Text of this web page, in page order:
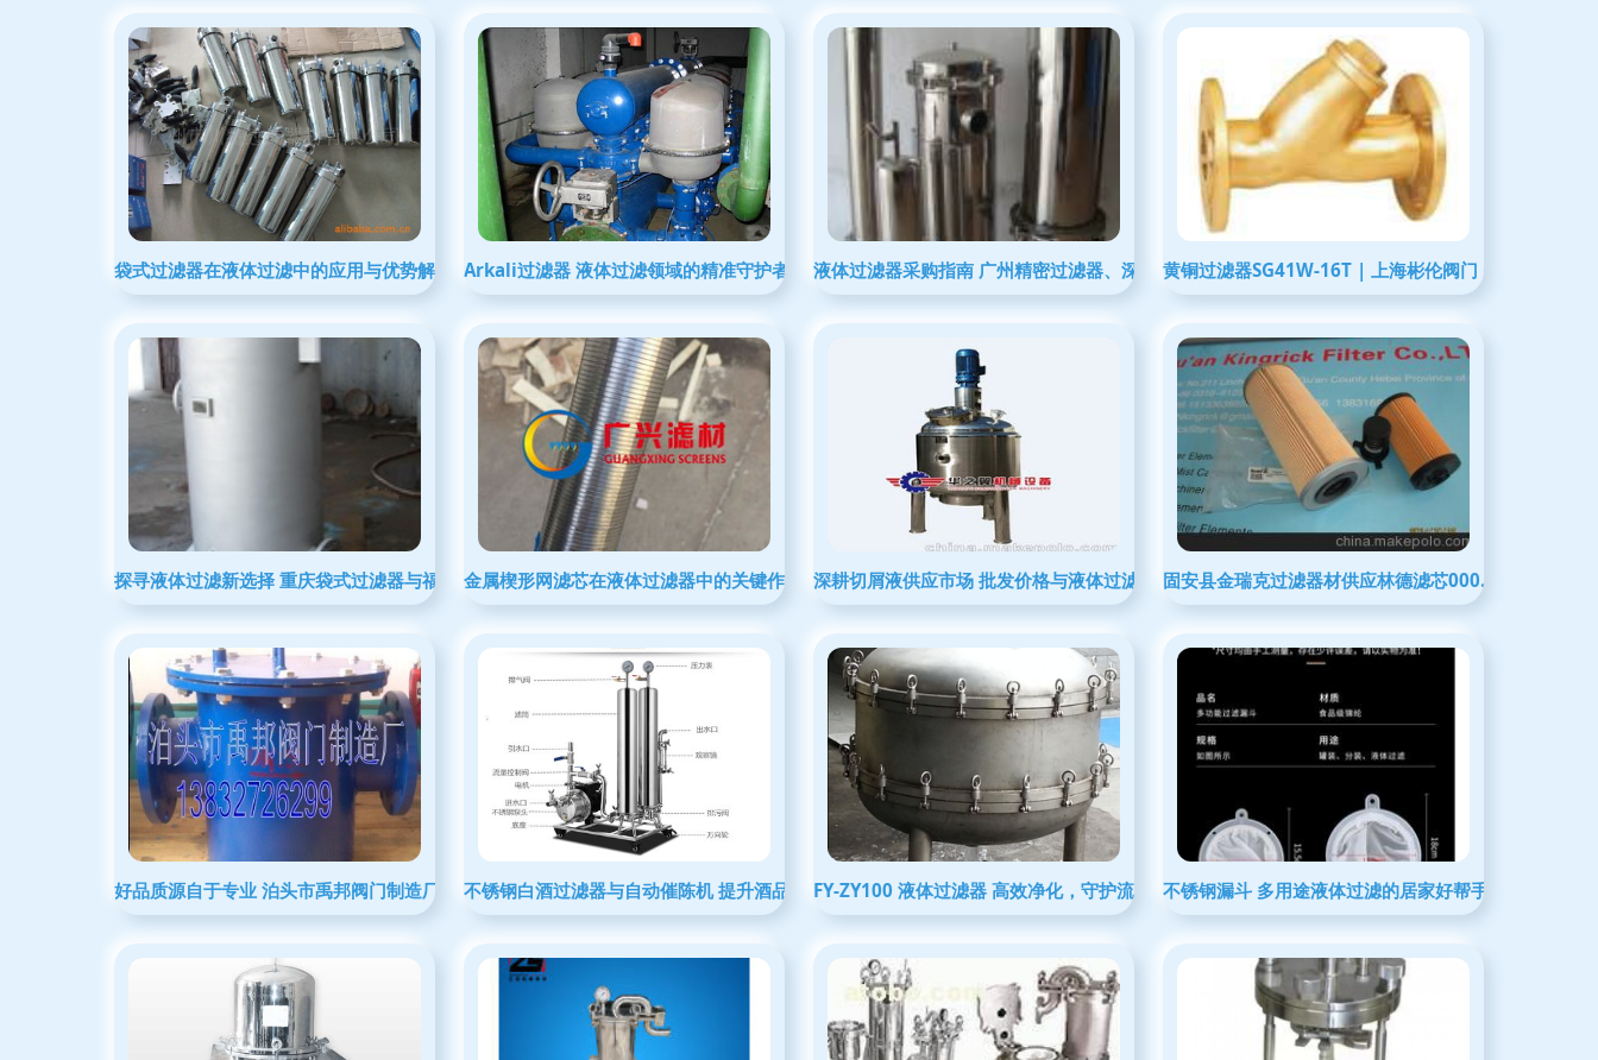
袋式过滤器在液体过滤中的应用与优势解析 Arkali过滤器 液体过滤领域的精准守护者 液体过滤器采购指南 广州精密过滤器、深圳保安过滤器与东莞液体过滤器价格解析
黄铜过滤器SG41W-16T | 上海彬伦阀门 · 液体过滤器
探寻液体过滤新选择 重庆袋式过滤器与福建液体过滤器的相似优势金属楔形网滤芯在液体过滤器中的关键作用——专业生产厂家的技术解析
深耕切屑液供应市场 批发价格与液体过滤器的整合之道固安县金瑞克过滤器材供应林德滤芯000.983.05.20
好品质源自于专业 泊头市禹邦阀门制造厂——厂家直销篮式过滤器解析不锈钢白酒过滤器与自动催陈机 提升酒品品质的关键酿造设备FY-ZY100 液体过滤器 高效净化，守护流体品质不锈钢漏斗 多用途液体过滤的居家好帮手